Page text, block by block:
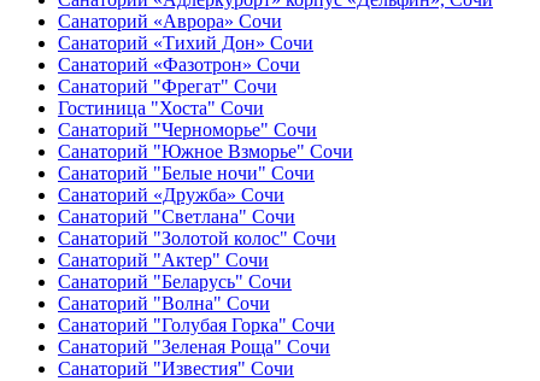
Санаторий «Аврора» Сочи
Санаторий «Тихий Дон» Сочи
Санаторий «Фазотрон» Сочи
Санаторий "Фрегат" Сочи
Гостиница "Хоста" Сочи
Санаторий "Черноморье" Сочи
Санаторий "Южное Взморье" Сочи
Санаторий "Белые ночи" Сочи
Санаторий «Дружба» Сочи
Санаторий "Светлана" Сочи
Санаторий "Золотой колос" Сочи
Санаторий "Актер" Сочи
Санаторий "Беларусь" Сочи
Санаторий "Волна" Сочи
Санаторий "Голубая Горка" Сочи
Санаторий "Зеленая Роща" Сочи
Санаторий "Известия" Сочи